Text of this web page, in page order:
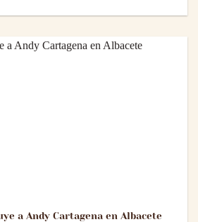
a Andy Cartagena en Albacete